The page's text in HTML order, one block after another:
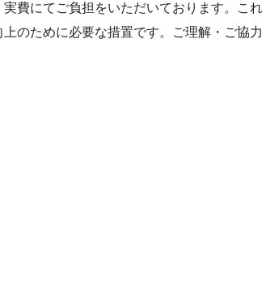
費にてご負担をいただいております。こ
のために必要な措置です。ご理解・ご協